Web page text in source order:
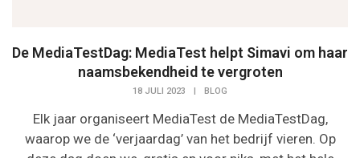
De MediaTestDag: MediaTest helpt Simavi om haar
naamsbekendheid te vergroten
18 JULI 2023 | BLOG
Elk jaar organiseert MediaTest de MediaTestDag,
waarop we de ‘verjaardag’ van het bedrijf vieren. Op